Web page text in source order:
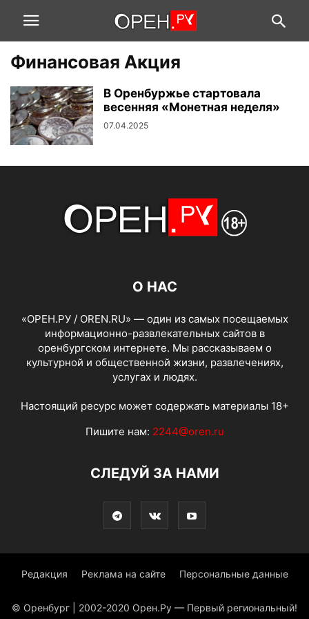
Финансовая Акция
В Оренбуржье стартовала
весенняя «Монетная неделя»
07.04.2025
О НАС
«ОРЕН.РУ / OREN.RU» — один из самых посещаемых
информационно-развлекательных сайтов в
оренбургском интернете. Мы рассказываем о
культурной и общественной жизни, развлечениях,
услугах и людях.
Настоящий ресурс может содержать материалы 18+
Пишите нам: 2244@oren.ru
СЛЕДУЙ ЗА НАМИ
Редакция Реклама на сайте Персональные данные
© Оренбург | 2002-2020 Орен.Ру — Первый региональный!